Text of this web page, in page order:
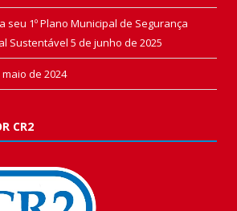
seu 1º Plano Municipal de Segurança
Sustentável 5 de junho de 2025
de 2024
CR2